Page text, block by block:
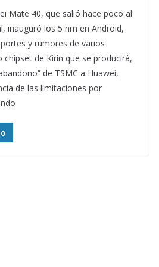
Mate 40, que salió hace poco al
inauguró los 5 nm en Android,
y rumores de varios
de Kirin que se producirá,
de TSMC a Huawei,
de las limitaciones por